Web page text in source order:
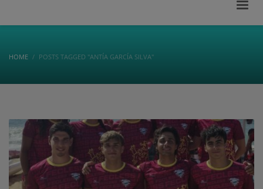
HOME POSTS TAGGED "ANTÍA GARCÍA SILVA"